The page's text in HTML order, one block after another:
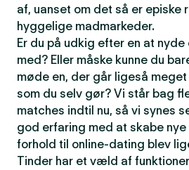
af, uanset om det så er episke
hyggelige madmarkeder.
Er du på udkig efter en at
med? Eller måske kunne du
møde en, der går ligeså
som du selv gør? Vi står bag
matches indtil nu, så vi synes
god erfaring med at skabe
forhold til online-dating blev
Tinder har et væld af